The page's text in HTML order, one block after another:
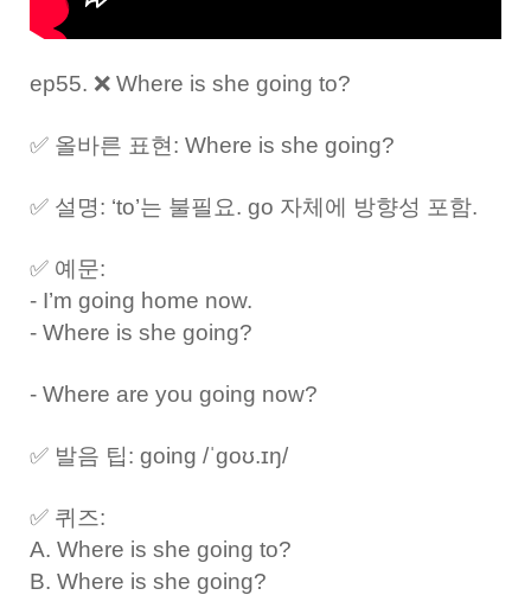
ep55. ❌ Where is she going to?
✅ 올바른 표현: Where is she going?
✅ 설명: ‘to’는 불필요. go 자체에 방향성 포함.
✅ 예문:
- I’m going home now.
- Where is she going?
- Where are you going now?
✅ 발음 팁: going /ˈɡoʊ.ɪŋ/
✅ 퀴즈:
A. Where is she going to?
B. Where is she going?